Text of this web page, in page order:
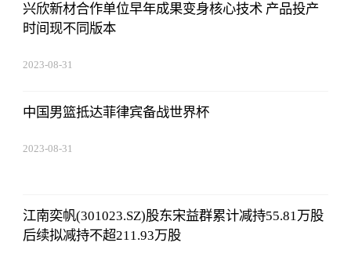
兴欣新材合作单位早年成果变身核心技术 产品投产
时间现不同版本
2023-08-31
中国男篮抵达菲律宾备战世界杯
2023-08-31
江南奕帆(301023.SZ)股东宋益群累计减持55.81万股
后续拟减持不超211.93万股